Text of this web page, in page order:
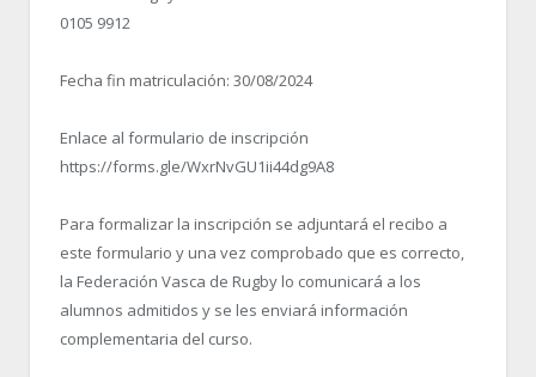
0105 9912
Fecha fin matriculación: 30/08/2024
Enlace al formulario de inscripción
https://forms.gle/WxrNvGU1ii44dg9A8
Para formalizar la inscripción se adjuntará el recibo a
este formulario y una vez comprobado que es correcto,
la Federación Vasca de Rugby lo comunicará a los
alumnos admitidos y se les enviará información
complementaria del curso.